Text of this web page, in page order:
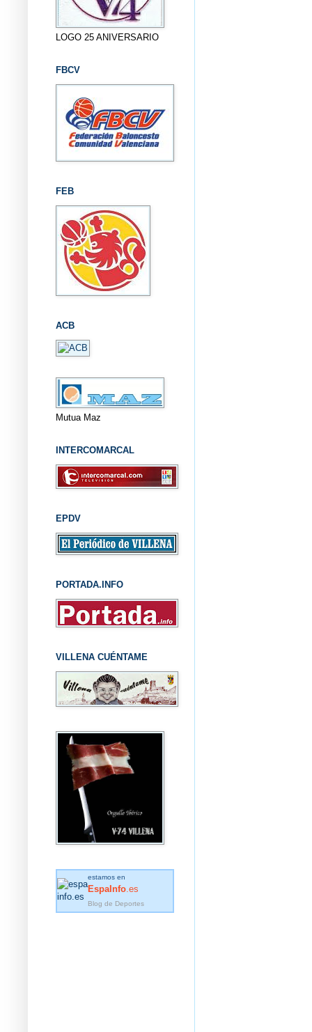
LOGO 25 ANIVERSARIO
FBCV
FEB
ACB
Mutua Maz
INTERCOMARCAL
EPDV
PORTADA.INFO
VILLENA CUÉNTAME
estamos en
EspaInfo .es
Blog de Deportes